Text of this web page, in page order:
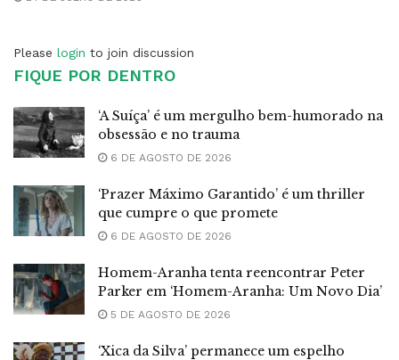
Please login to join discussion
FIQUE POR DENTRO
‘A Suíça’ é um mergulho bem-humorado na
obsessão e no trauma
6 DE AGOSTO DE 2026
‘Prazer Máximo Garantido’ é um thriller
que cumpre o que promete
6 DE AGOSTO DE 2026
Homem-Aranha tenta reencontrar Peter
Parker em ‘Homem-Aranha: Um Novo Dia’
5 DE AGOSTO DE 2026
‘Xica da Silva’ permanece um espelho